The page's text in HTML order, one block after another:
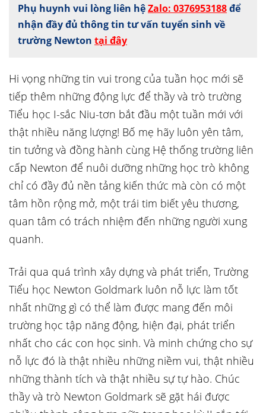
Phụ huynh vui lòng liên hệZalo: 0376953188để
nhận đầy đủ thông tin tư vấn tuyển sinh về
trường Newton tại đây
Hi vọng những tin vui trong của tuần học mới sẽ
tiếp thêm những động lực để thầy và trò trường
Tiểu học I-sắc Niu-tơn bắt đầu một tuần mới với
thật nhiều năng lượng! Bố mẹ hãy luôn yên tâm,
tin tưởng và đồng hành cùng Hệ thống trường liên
cấp Newton để nuôi dưỡng những học trò không
chỉ có đầy đủ nền tảng kiến thức mà còn có một
tâm hồn rộng mở, một trái tim biết yêu thương,
quan tâm có trách nhiệm đến những người xung
quanh.
Trải qua quá trình xây dựng và phát triển, Trường
Tiểu học Newton Goldmark luôn nỗ lực làm tốt
nhất những gì có thể làm được mang đến môi
trường học tập năng động, hiện đại, phát triển
nhất cho các con học sinh. Và minh chứng cho sự
nỗ lực đó là thật nhiều những niềm vui, thật nhiều
những thành tích và thật nhiều sự tự hào. Chúc
thầy và trò Newton Goldmark sẽ gặt hái được